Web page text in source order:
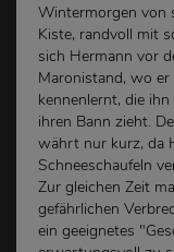
Wintermorgen von
Kiste, randvoll mit
sich Hermann vor
Maronistand, wo
kennenlernt, die
ihren Bann zieht.
währt nur kurz, da
Schneeschaufeln
Zur gleichen Zeit
gefährlichen
ein geeignetes